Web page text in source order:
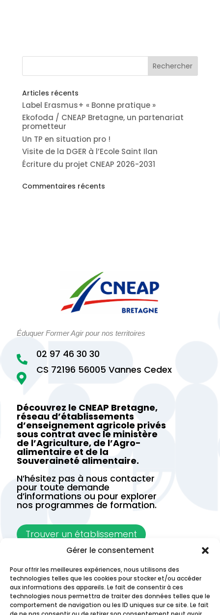
Gérer le consentement
Pour offrir les meilleures expériences, nous utilisons des
technologies telles que les cookies pour stocker et/ou accéder
aux informations des appareils. Le fait de consentir à ces
technologies nous permettra de traiter des données telles que le
comportement de navigation ou les ID uniques sur ce site. Le fait
Articles récents
Label Erasmus+ « Bonne pratique »
Ekofoda / CNEAP Bretagne, un partenariat
prometteur
Un TP en situation pro !
Visite de la DGER à l’Ecole Saint Ilan
Écriture du projet CNEAP 2026-2031
Commentaires récents
Éduquer Former Agir pour nos territoires


CS 72196 56005 Vannes Cedex
02 97 46 30 30
Découvrez le CNEAP Bretagne,
réseau d’établissements
d’enseignement agricole privés
sous contrat avec le ministère
de l’Agriculture, de l’Agro-
alimentaire et de la
Souveraineté alimentaire.
N’hésitez pas à nous contacter
pour toute demande
d’informations ou pour explorer
nos programmes de formation.
Trouver un établissement